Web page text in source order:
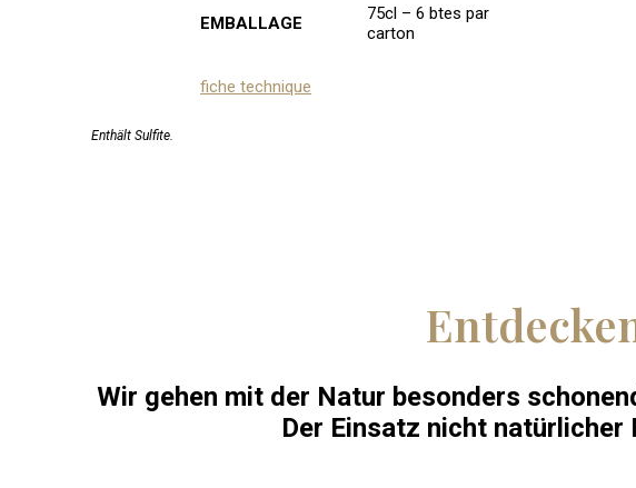
EMBALLAGE
75cl – 6 btes par
carton
fiche technique
Enthält Sulfite.
Wir gehen mit der Natur besonders
Der Einsatz nicht